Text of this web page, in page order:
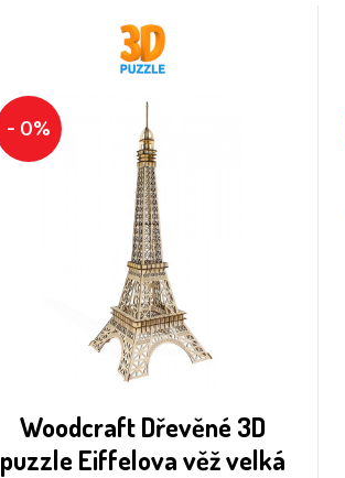
- 0%
Woodcraft Dřevěné 3D
puzzle Eiffelova věž velká